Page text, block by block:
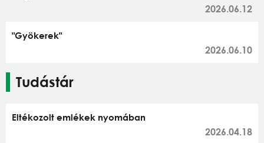
2026.06.12
"Gyökerek"
2026.06.10
Tudástár
Eltékozolt emlékek nyomában
2026.04.18